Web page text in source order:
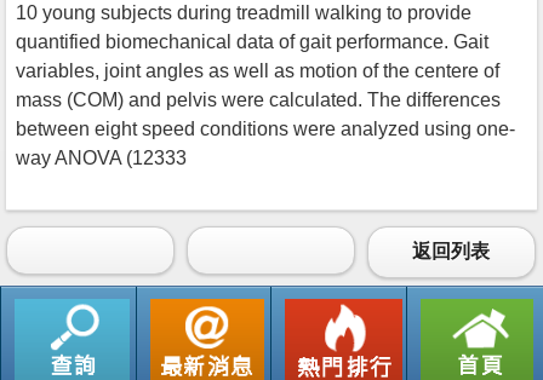
10 young subjects during treadmill walking to provide
quantified biomechanical data of gait performance. Gait
variables, joint angles as well as motion of the centere of
mass (COM) and pelvis were calculated. The differences
between eight speed conditions were analyzed using one-
way ANOVA (12333
返回列表